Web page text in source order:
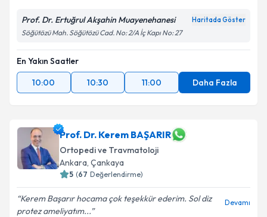
Prof. Dr. Ertuğrul Akşahin Muayenehanesi Haritada Göster
Söğütözü Mah. Söğütözü Cad. No: 2/A İç Kapı No: 27
En Yakın Saatler
10:00
10:30 11:00 Daha Fazla
Prof. Dr. Kerem BAŞARIR
Ortopedi ve Travmatoloji
Ankara, Çankaya
5 (67 Değerlendirme)
Kerem Başarır hocama çok teşekkür ederim. Sol diz
protez ameliyatım...
Devamı